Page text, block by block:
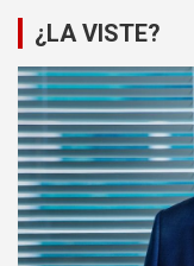
¿LA VISTE?